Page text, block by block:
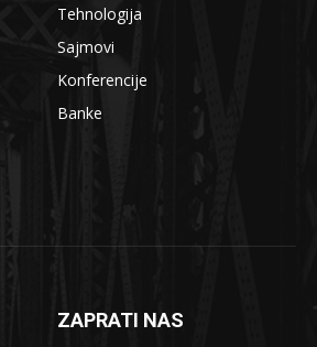
Tehnologija
Sajmovi
Konferencije
Banke
ZAPRATI NAS